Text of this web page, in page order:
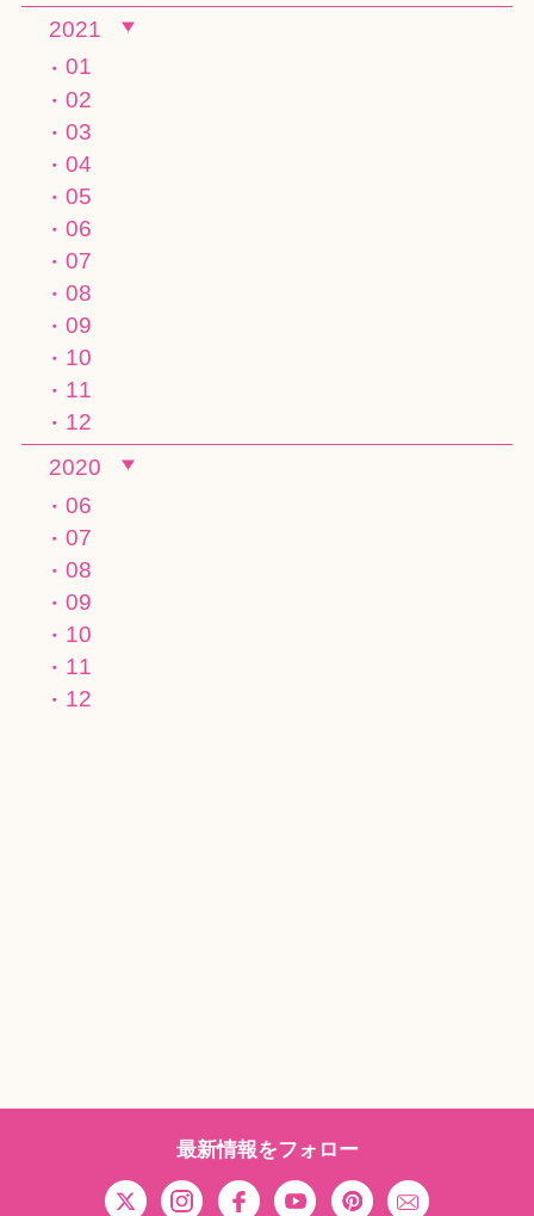
2021
01
02
03
04
05
06
07
08
09
10
11
12
2020
06
07
08
09
10
11
12
最新情報をフォロー